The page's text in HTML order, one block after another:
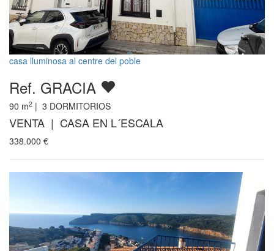
casa lluminosa al centre del poble
Ref. GRACIA
90 m2 | 3 DORMITORIOS
VENTA | CASA EN L´ESCALA
338.000 €